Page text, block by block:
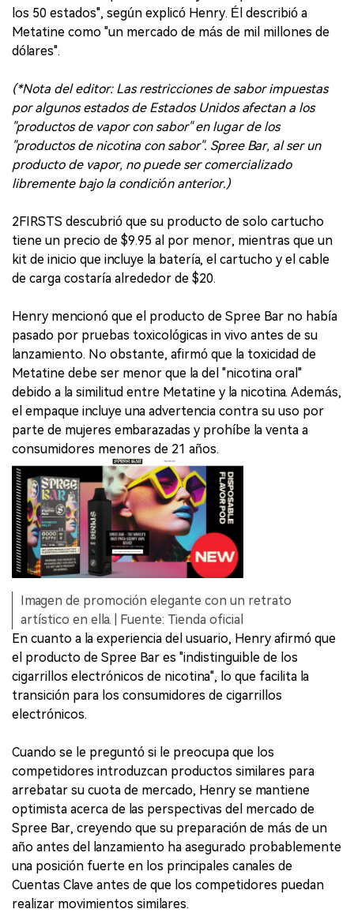
los 50 estados", según explicó Henry. Él describió a
Metatine como "un mercado de más de mil millones de
dólares".
(*Nota del editor: Las restricciones de sabor impuestas
por algunos estados de Estados Unidos afectan a los
"productos de vapor con sabor" en lugar de los
"productos de nicotina con sabor". Spree Bar, al ser un
producto de vapor, no puede ser comercializado
libremente bajo la condición anterior.)
2FIRSTS descubrió que su producto de solo cartucho
tiene un precio de $9.95 al por menor, mientras que un
kit de inicio que incluye la batería, el cartucho y el cable
de carga costaría alrededor de $20.
Henry mencionó que el producto de Spree Bar no había
pasado por pruebas toxicológicas in vivo antes de su
lanzamiento. No obstante, afirmó que la toxicidad de
Metatine debe ser menor que la del "nicotina oral"
debido a la similitud entre Metatine y la nicotina. Además,
el empaque incluye una advertencia contra su uso por
parte de mujeres embarazadas y prohíbe la venta a
consumidores menores de 21 años.
Imagen de promoción elegante con un retrato
artístico en ella. | Fuente: Tienda oficial
En cuanto a la experiencia del usuario, Henry afirmó que
el producto de Spree Bar es "indistinguible de los
cigarrillos electrónicos de nicotina", lo que facilita la
transición para los consumidores de cigarrillos
electrónicos.
Cuando se le preguntó si le preocupa que los
competidores introduzcan productos similares para
arrebatar su cuota de mercado, Henry se mantiene
optimista acerca de las perspectivas del mercado de
Spree Bar, creyendo que su preparación de más de un
año antes del lanzamiento ha asegurado probablemente
una posición fuerte en los principales canales de
Cuentas Clave antes de que los competidores puedan
realizar movimientos similares.